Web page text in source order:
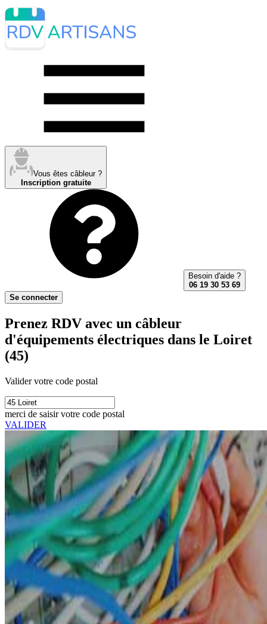
Vous êtes câbleur ?
Inscription gratuite
Besoin d'aide ?
06 19 30 53 69
Se connecter
Prenez RDV avec un câbleur
d'équipements électriques dans le Loiret
(45)
Valider votre code postal
merci de saisir votre code postal
VALIDER